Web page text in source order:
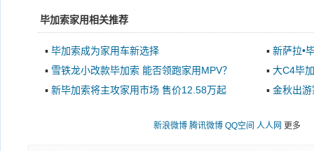
毕加索家用相关推荐
▪ 毕加索成为家用车新选择 ▪ 新萨拉•
▪ 雪铁龙小改款毕加索 能否领跑家用MPV？ ▪ 大C4毕
升级
▪ 新毕加索将主攻家用市场 售价12.58万起 ▪ 金秋出
新浪微博 腾讯微博 QQ空间 人人网 更多